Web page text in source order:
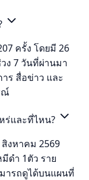
ครั้ง โดยมี 26
ง 7 วันที่ผ่านมา
ร สื่อข่าว และ
ณ์
ร่และที่ไหน?
งหาคม 2569
ดำ 1ตัว ราย
ารถดูได้บนแผนที่